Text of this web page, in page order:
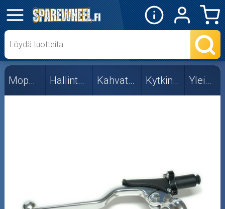
✕
Mopon osat
Merkkikohtaiset
Yleismallit
Moottorikelkan osat
Mopon osat Hallintalaitteet Kahvat ja vivut Kytkinkahvat Yleismallit